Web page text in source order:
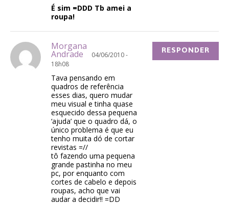
É sim =DDD Tb amei a
roupa!
Morgana
Andrade
04/06/2010 -
18h08
Tava pensando em
quadros de referência
esses dias, quero mudar
meu visual e tinha quase
esquecido dessa pequena
‘ajuda’ que o quadro dá, o
único problema é que eu
tenho muita dó de cortar
revistas =//
tô fazendo uma pequena
grande pastinha no meu
pc, por enquanto com
cortes de cabelo e depois
roupas, acho que vai
audar a decidir!! =DD
RESPONDER